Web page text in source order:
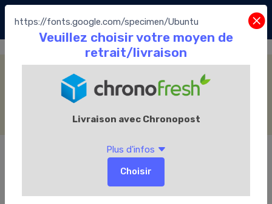
https://fonts.google.com/specimen/Ubuntu
La Collection Manon
Accueil La Boutique